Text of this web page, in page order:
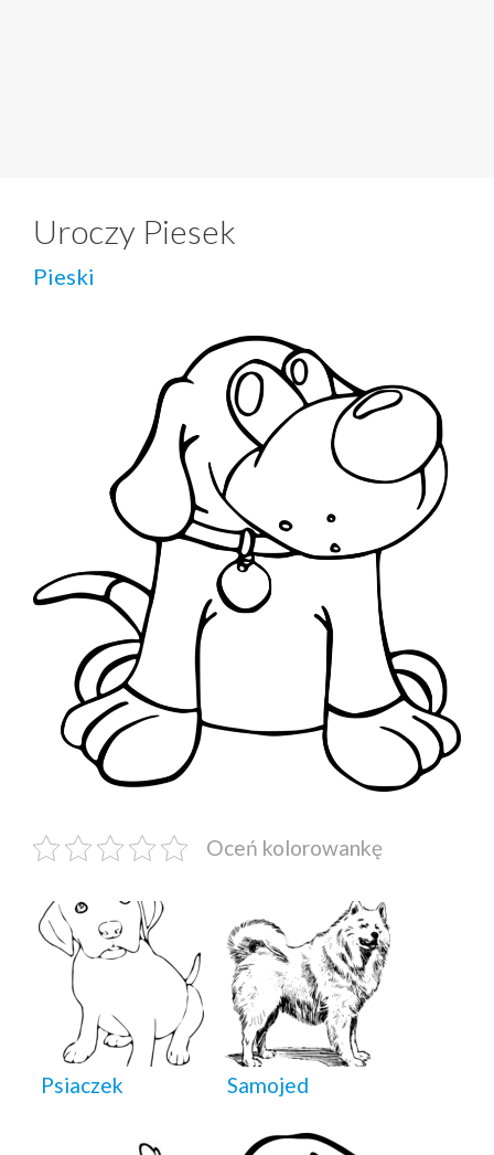
Uroczy Piesek
Pieski
Oceń kolorowankę
Psiaczek Samojed